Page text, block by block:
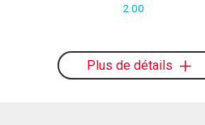
2.00
Plus de détails